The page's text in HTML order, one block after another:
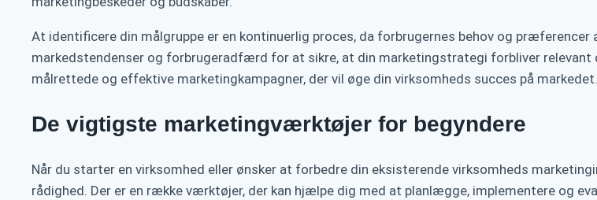
At identificere din målgruppe er en kontinuerlig proces, da forbrugernes behov og
markedstendenser og forbrugeradfærd for at sikre, at din marketingstrategi forbliver relevant
målrettede og effektive marketingkampagner, der vil øge din virksomheds succes på markedet.
De vigtigste marketingværktøjer for begyndere
Når du starter en virksomhed eller ønsker at forbedre din eksisterende virksomheds
rådighed. Der er en række værktøjer, der kan hjælpe dig med at planlægge, implementere og